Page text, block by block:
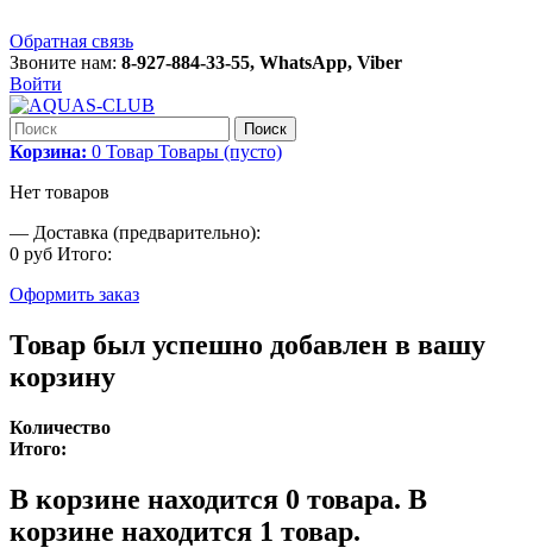
Обратная связь
Звоните нам: 8-927-884-33-55, WhatsApp, Viber
Войти
Поиск
Корзина: 0 Товар Товары (пусто)
Нет товаров
— Доставка (предварительно):
0 руб Итого:
Оформить заказ
Товар был успешно добавлен в вашу
корзину
Количество
Итого:
В корзине находится 0 товара. В
корзине находится 1 товар.